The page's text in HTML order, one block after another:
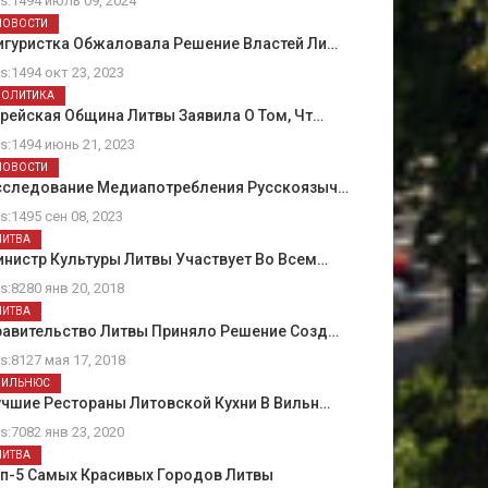
Обжаловала Решение Властей Ли…
окт 23, 2023
Община Литвы Заявила О Том, Чт…
июнь 21, 2023
Медиапотребления Русскоязыч…
сен 08, 2023
Культуры Литвы Участвует Во Всем…
янв 20, 2018
Литвы Приняло Решение Созд…
мая 17, 2018
Рестораны Литовской Кухни В Вильн…
янв 23, 2020
5 Самых Красивых Городов Литвы